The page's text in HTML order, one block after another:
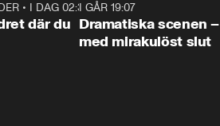
1:06
• I DAG 02:30
där du
I GÅR 19:07
Dramatiska scenen –
med mirakulöst slut